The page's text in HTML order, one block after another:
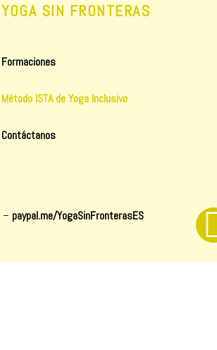
YOGA SIN FRONTERAS
Formaciones
Método ISTA de Yoga Inclusivo
Contáctanos
– paypal.me/YogaSinFronterasES